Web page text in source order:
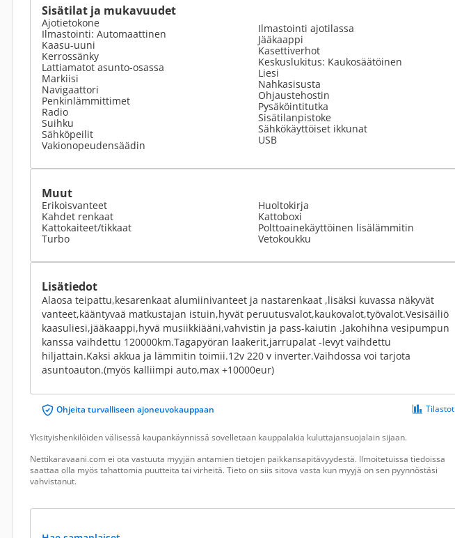
Sisätilat ja mukavuudet
Ajotietokone
Ilmastointi: Automaattinen
Kaasu-uuni
Kerrossänky
Lattiamatot asunto-osassa
Markiisi
Navigaattori
Penkinlämmittimet
Radio
Suihku
Sähköpeilit
Vakionopeudensäädin
Ilmastointi ajotilassa
Jääkaappi
Kasettiverhot
Keskuslukitus: Kaukosäätöinen
Liesi
Nahkasisusta
Ohjaustehostin
Pysäköintitutka
Sisätilanpistoke
Sähkökäyttöiset ikkunat
USB
Muut
Erikoisvanteet
Kahdet renkaat
Kattokaiteet/tikkaat
Turbo
Huoltokirja
Kattoboxi
Polttoainekäyttöinen lisälämmitin
Vetokoukku
Lisätiedot
Alaosa teipattu,kesarenkaat alumiinivanteet ja nastarenkaat ,lisäksi kuvassa näkyvät
vanteet,kääntyvaä matkustajan istuin,hyvät peruutusvalot,kaukovalot,työvalot.Vesisäiliö
kaasuliesi,jääkaappi,hyvä musiikkiääni,vahvistin ja pass-kaiutin .Jakohihna vesipumpun
kanssa vaihdettu 120000km.Tagapyöran laakerit,jarrupalat -levyt vaihdettu
hiljattain.Kaksi akkua ja lämmitin toimii.12v 220 v inverter.Vaihdossa voi tarjota
asuntoauton.(myös kalliimpi auto,max +10000eur)
Ohjeita turvalliseen ajoneuvokauppaan Tilastot
Yksityishenkilöiden välisessä kaupankäynnissä sovelletaan kauppalakia kuluttajansuojalain sijaan.
Nettikaravaani.com ei ota vastuuta myyjän antamien tietojen paikkansapitävyydestä. Ilmoitetuissa tiedoissa
saattaa olla myös tahattomia puutteita tai virheitä. Tieto on siis sitova vasta kun myyjä on sen pyynnöstäsi
vahvistanut.